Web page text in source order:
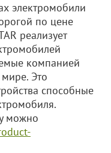
электромобили
по цене
реализует
компанией
Это
способные
можно